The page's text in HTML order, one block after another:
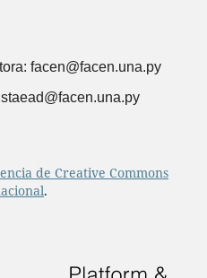
facen@facen.una.py
de Creative Commons
.